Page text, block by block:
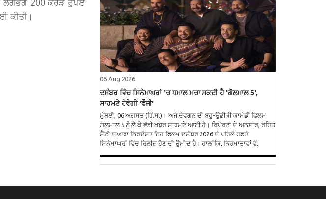
ਕੀਤੀ।
06 Aug 2026
ਦਸੰਬਰ ਵਿੱਚ ਸਿਨੇਮਾਘਰਾਂ ’ਚ ਧਮਾਲ ਮਚਾ ਸਕਦੀ ਹੈ 'ਗੋਲਮਾਲ 5',
ਸਾਹਮਣੇ ਹੋਵੇਗੀ 'ਫੌਜੀ'
ਮੁੰਬਈ, 06 ਅਗਸਤ (ਹਿੰ.ਸ.)। ਅਜੇ ਦੇਵਗਨ ਦੀ ਬਹੁ-ਉਡੀਕੀ ਕਾਮੇਡੀ ਫਿਲਮ
ਗੋਲਮਾਲ 5 ਨੂੰ ਲੈ ਕੇ ਵੱਡੀ ਖ਼ਬਰ ਸਾਹਮਣੇ ਆਈ ਹੈ। ਰਿਪੋਰਟਾਂ ਦੇ ਅਨੁਸਾਰ, ਰੋਹਿਤ
ਸ਼ੈੱਟੀ ਦੁਆਰਾ ਨਿਰਦੇਸ਼ਤ ਇਹ ਫਿਲਮ ਦਸੰਬਰ 2026 ਦੇ ਪਹਿਲੇ ਹਫ਼ਤੇ
ਸਿਨੇਮਾਘਰਾਂ ਵਿੱਚ ਰਿਲੀਜ਼ ਹੋਣ ਦੀ ਉਮੀਦ ਹੈ। ਹਾਲਾਂਕਿ, ਨਿਰਮਾਤਾਵਾਂ ਵੱ..